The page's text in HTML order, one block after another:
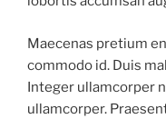
Maecenas pretium
commodo id. Duis
Integer ullamcorper
ullamcorper.